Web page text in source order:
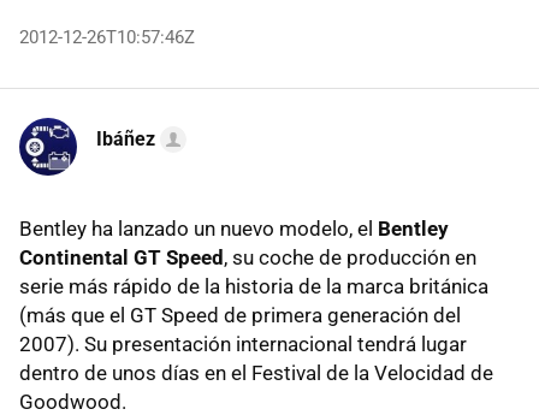
2012-12-26T10:57:46Z
Ibáñez
Bentley ha lanzado un nuevo modelo, el Bentley
Continental GT Speed, su coche de producción en
serie más rápido de la historia de la marca británica
(más que el GT Speed de primera generación del
2007). Su presentación internacional tendrá lugar
dentro de unos días en el Festival de la Velocidad de
Goodwood.